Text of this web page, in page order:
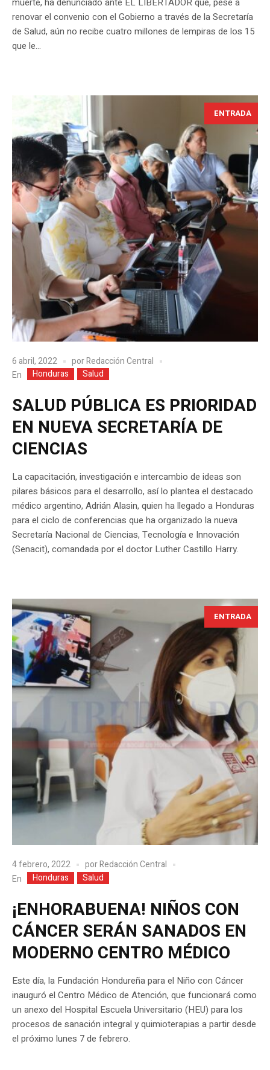
renovar el convenio con el Gobierno a través de la Secretaría
de Salud, aún no recibe cuatro millones de lempiras de los 15
que le...
ENTRADA
6 abril, 2022 porRedacción Central
En
Honduras Salud
SALUD PÚBLICA ES PRIORIDAD
EN NUEVA SECRETARÍA DE
CIENCIAS
La capacitación, investigación e intercambio de ideas son
pilares básicos para el desarrollo, así lo plantea el destacado
médico argentino, Adrián Alasin, quien ha llegado a Honduras
para el ciclo de conferencias que ha organizado la nueva
Secretaría Nacional de Ciencias, Tecnología e Innovación
(Senacit), comandada por el doctor Luther Castillo Harry.
ENTRADA
4 febrero, 2022 porRedacción Central
En
Honduras Salud
¡ENHORABUENA! NIÑOS CON
CÁNCER SERÁN SANADOS EN
MODERNO CENTRO MÉDICO
Este día, la Fundación Hondureña para el Niño con Cáncer
inauguró el Centro Médico de Atención, que funcionará como
un anexo del Hospital Escuela Universitario (HEU) para los
procesos de sanación integral y quimioterapias a partir desde
el próximo lunes 7 de febrero.